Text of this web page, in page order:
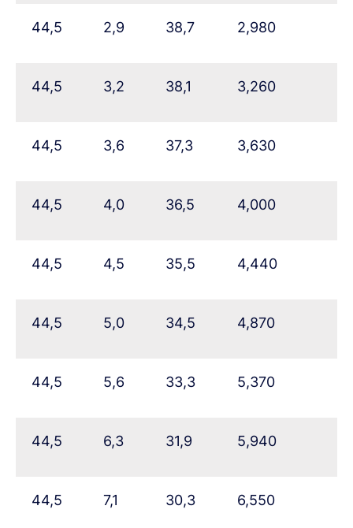
44,5 2,9 38,7 2,980
44,5 3,2 38,1 3,260
44,5 3,6 37,3 3,630
44,5 4,0 36,5 4,000
44,5 4,5 35,5 4,440
44,5 5,0 34,5 4,870
44,5 5,6 33,3 5,370
44,5 6,3 31,9 5,940
44,5 7,1 30,3 6,550